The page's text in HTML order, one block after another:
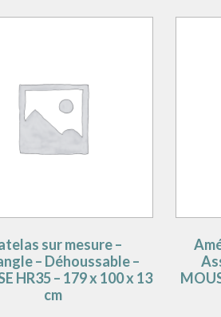
sur mesure –
– Déhoussable –
HR35 – 179 x 100 x 13
cm